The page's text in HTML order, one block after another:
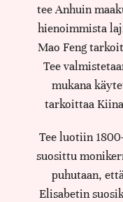
tee Anhuin
hienoimmista
Mao Feng
Tee
mukana
tarkoittaa
Tee luotiin
suosittu
puhutaan,
Elisabetin